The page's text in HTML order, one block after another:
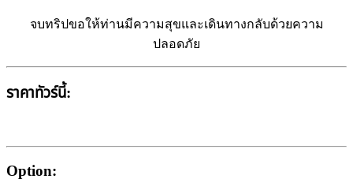
จบทริปขอให้ท่านมีความสุขและเดินทางกลับด้วยความ
ปลอดภัย
ราคาทัวร์นี้:
Option: